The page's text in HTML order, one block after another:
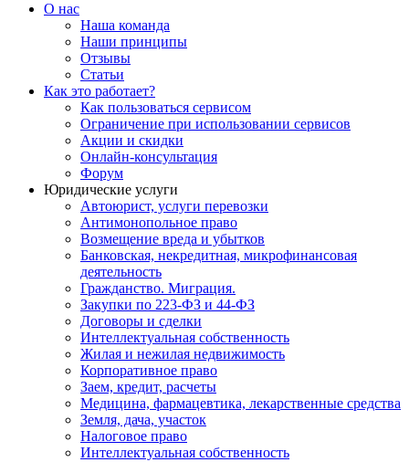
О нас
Наша команда
Наши принципы
Отзывы
Статьи
Как это работает?
Как пользоваться сервисом
Ограничение при использовании сервисов
Акции и скидки
Онлайн-консультация
Форум
Юридические услуги
Автоюрист, услуги перевозки
Антимонопольное право
Возмещение вреда и убытков
Банковская, некредитная, микрофинансовая
деятельность
Гражданство. Миграция.
Закупки по 223-ФЗ и 44-ФЗ
Договоры и сделки
Интеллектуальная собственность
Жилая и нежилая недвижимость
Корпоративное право
Заем, кредит, расчеты
Медицина, фармацевтика, лекарственные средства
Земля, дача, участок
Налоговое право
Интеллектуальная собственность